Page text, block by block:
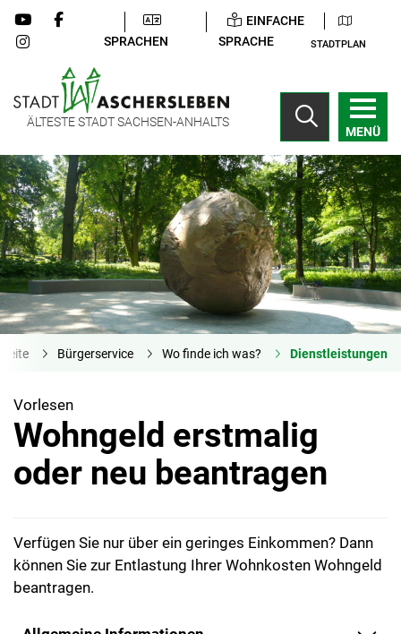
SPRACHEN
EINFACHE
SPRACHE
STADTPLAN
ÄLTESTE STADT SACHSEN-ANHALTS
MENÜ
Bürgerservice Wo finde ich was? Dienstleistungen
Vorlesen
Wohngeld erstmalig
oder neu beantragen
Verfügen Sie nur über ein geringes Einkommen? Dann
können Sie zur Entlastung Ihrer Wohnkosten Wohngeld
beantragen.